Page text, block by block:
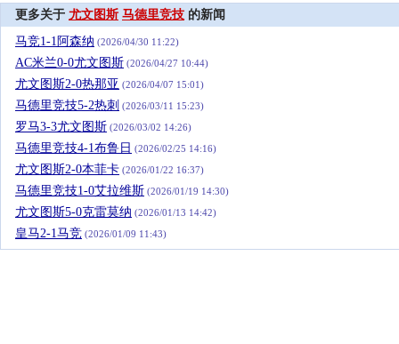
更多关于 尤文图斯 马德里竞技 的新闻
马竞1-1阿森纳 (2026/04/30 11:22)
AC米兰0-0尤文图斯 (2026/04/27 10:44)
尤文图斯2-0热那亚 (2026/04/07 15:01)
马德里竞技5-2热刺 (2026/03/11 15:23)
罗马3-3尤文图斯 (2026/03/02 14:26)
马德里竞技4-1布鲁日 (2026/02/25 14:16)
尤文图斯2-0本菲卡 (2026/01/22 16:37)
马德里竞技1-0艾拉维斯 (2026/01/19 14:30)
尤文图斯5-0克雷莫纳 (2026/01/13 14:42)
皇马2-1马竞 (2026/01/09 11:43)